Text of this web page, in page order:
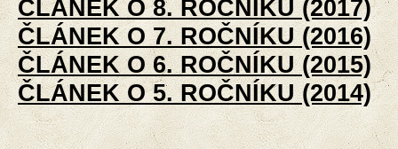
ČLÁNEK O 8. ROČNÍKU (2017)
ČLÁNEK O 7. ROČNÍKU (2016)
ČLÁNEK O 6. ROČNÍKU (2015)
ČLÁNEK O 5. ROČNÍKU (2014)